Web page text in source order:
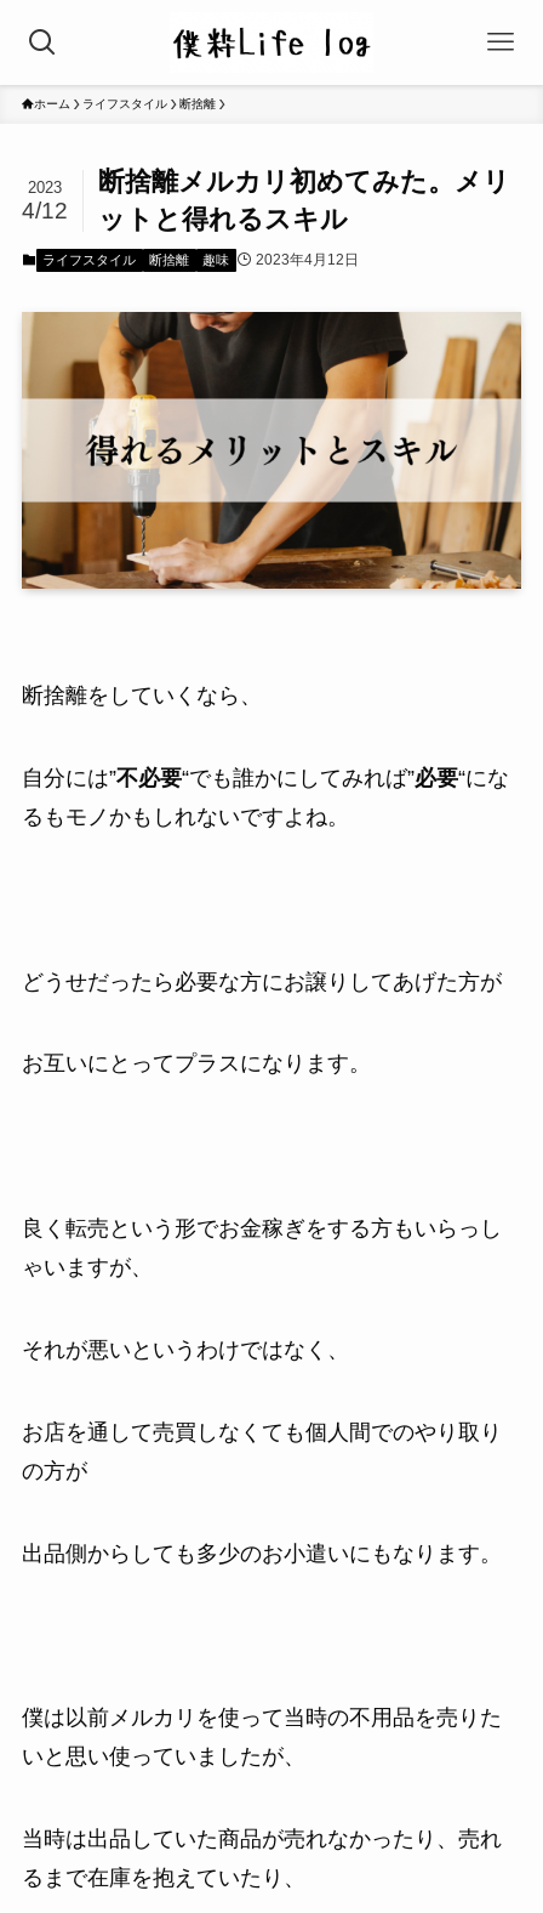
ホーム ライフスタイル 断捨離
断捨離メルカリ初めてみた。メリ
ットと得れるスキル
2023
4/12
ライフスタイル 断捨離 趣味 2023年4月12日
断捨離をしていくなら、
自分には”不必要“でも誰かにしてみれば”必要“にな
るもモノかもしれないですよね。
どうせだったら必要な方にお譲りしてあげた方が
お互いにとってプラスになります。
良く転売という形でお金稼ぎをする方もいらっし
ゃいますが、
それが悪いというわけではなく、
お店を通して売買しなくても個人間でのやり取り
の方が
出品側からしても多少のお小遣いにもなります。
僕は以前メルカリを使って当時の不用品を売りた
いと思い使っていましたが、
当時は出品していた商品が売れなかったり、売れ
るまで在庫を抱えていたり、